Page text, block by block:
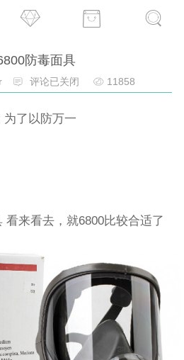
防毒面具
评论已关闭 11858
为了以防万一
看来看去，就6800比较合适了